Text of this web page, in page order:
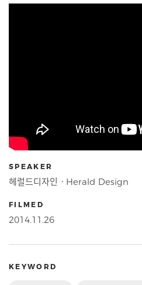
SPEAKER
헤럴드디자인ㆍHerald Design
FILMED
2014.11.26
KEYWORD